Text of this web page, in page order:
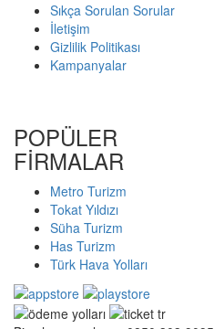
Sıkça Sorulan Sorular
İletişim
Gizlilik Politikası
Kampanyalar
POPÜLER
FİRMALAR
Metro Turizm
Tokat Yıldızı
Süha Turizm
Has Turizm
Türk Hava Yolları